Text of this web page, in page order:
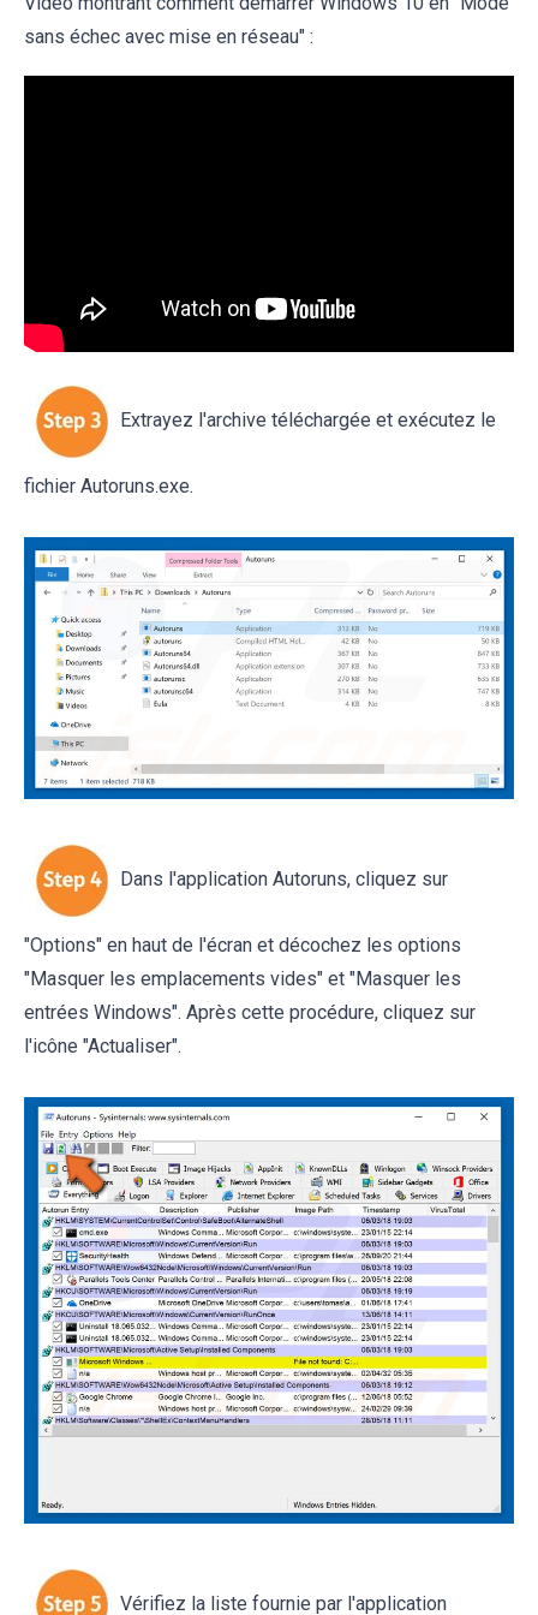
sans échec avec mise en réseau" :
Extrayez l'archive téléchargée et exécutez le
fichier Autoruns.exe.
Dans l'application Autoruns, cliquez sur
"Options" en haut de l'écran et décochez les options
"Masquer les emplacements vides" et "Masquer les
entrées Windows". Après cette procédure, cliquez sur
l'icône "Actualiser".
Vérifiez la liste fournie par l'application